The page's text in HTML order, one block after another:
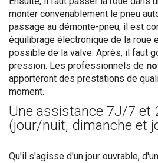
monter convenablement le pneu
passage au démonte-pneu, il est
équilibrage électronique de la roue
possible de la valve. Après, il faut
pression. Les professionnels de
apporteront des prestations de
moment.
Une assistance 7J/7 et
(jour/nuit, dimanche et
Qu'il s'agisse d'un jour ouvrable,